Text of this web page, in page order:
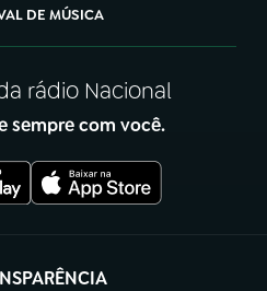
DE MÚSICA
rádio Nacional
sempre com você.
(abre em nova aba)